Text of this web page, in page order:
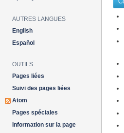
AUTRES LANGUES
English
Español
OUTILS
Pages liées
Suivi des pages liées
Atom
Pages spéciales
Information sur la page